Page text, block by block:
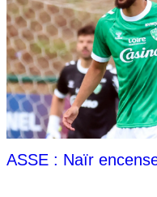
ASSE : Naïr